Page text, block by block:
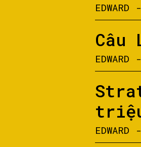
EDWARD -
EDWARD -
EDWARD -